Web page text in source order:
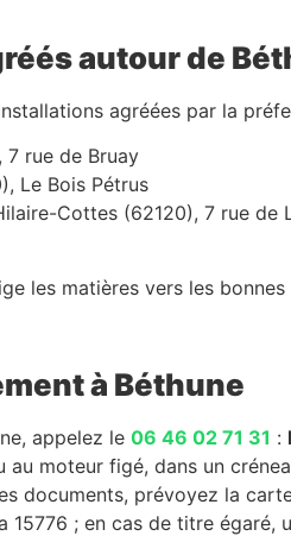
autour de
agréées par la
7 rue de Bruay
Le Bois Pétrus
Cottes (62120), 7 rue de
les matières vers les
à Béthune
appelez le 06 46 02 71 31 :
moteur figé, dans un
documents, prévoyez la
; en cas de titre égaré,